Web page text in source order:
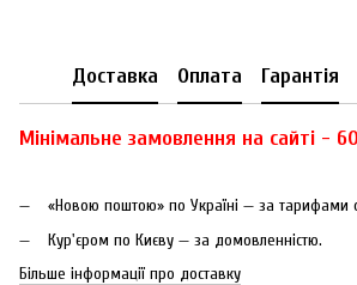
Доставка Оплата Гарантія
Мінімальне замовлення на сайті -
«Новою поштою» по Україні — за тарифами
Кур'єром по Києву — за домовленністю.
Більше інформації про доставку